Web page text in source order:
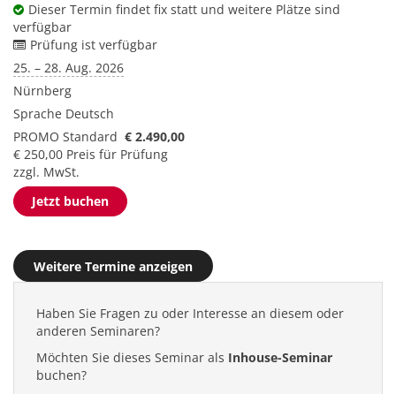
Dieser Termin findet fix statt und weitere Plätze sind
verfügbar
Prüfung ist verfügbar
25. – 28. Aug. 2026
Nürnberg
Sprache Deutsch
PROMO Standard € 2.490,00
€ 250,00 Preis für Prüfung
zzgl. MwSt.
Jetzt buchen
Weitere Termine anzeigen
Haben Sie Fragen zu oder Interesse an diesem oder
anderen Seminaren?
Möchten Sie dieses Seminar als Inhouse-Seminar
buchen?